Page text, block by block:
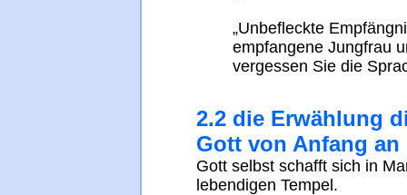
„Unbefleckte
empfangene Jungfrau
vergessen Sie die
2.2 die Erwählung
Gott von Anfang an
Gott selbst schafft sich in
lebendigen Tempel.